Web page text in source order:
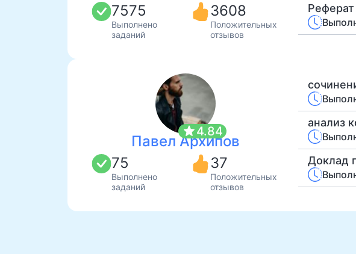
7575
Выполнено
заданий
3608
Положительных
отзывов
star4.84
Павел Архипов
75
Выполнено
заданий
37
Положительных
отзывов
анализ
Доклад